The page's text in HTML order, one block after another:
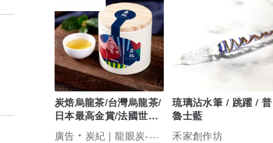
炭焙烏龍茶/台灣烏龍茶/
日本最高金賞/法國世界
茶葉大賽銀獎~50克
廣告
炭紀 | 龍眼炭-手工炭焙台灣烏龍茶
琉璃沾水筆 / 跳躍 / 普
魯士藍
禾家創作坊